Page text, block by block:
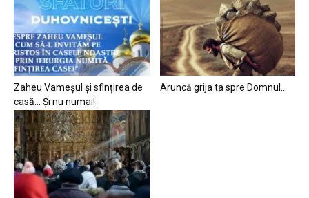
Zaheu Vameșul și sfințirea de
casă… Și nu numai!
Aruncă grija ta spre Domnul…